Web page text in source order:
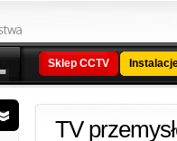
Sklep CCTV
TV